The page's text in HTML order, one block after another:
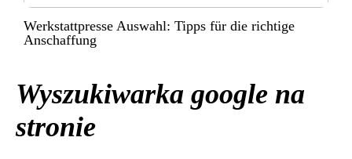
Werkstattpresse Auswahl: Tipps für die richtige
Anschaffung
Wyszukiwarka google na
stronie